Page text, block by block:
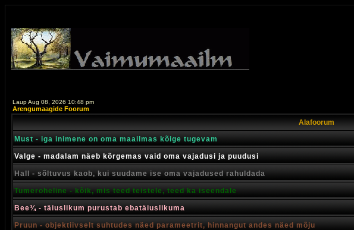
Laup Aug 08, 2026 10:48 pm
Arengumaagide Foorum
Alafoorum
Must - iga inimene on oma maailmas kõige tugevam
Valge - madalam näeb kõrgemas vaid oma vajadusi ja puudusi
Hall - sõltuvus kaob, kui suudame ise oma vajadused rahuldada
Tumeroheline - kõik, mis teed teistele, teed ka iseendale
Bee¾ - täiuslikum purustab ebatäiuslikuma
Pruun - objektiivselt suhtudes näed parameetrit, hinnangut andes näed mõju